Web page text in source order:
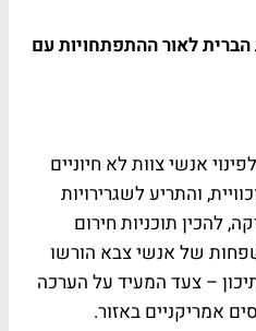
לאור ההתפתחויות עם
אנשי צוות לא חיוניים
והתריע לשגרירויות
להכין תוכניות חירום
של אנשי צבא הורשו
– צעד המעיד על הערכה
אמריקניים באזור.